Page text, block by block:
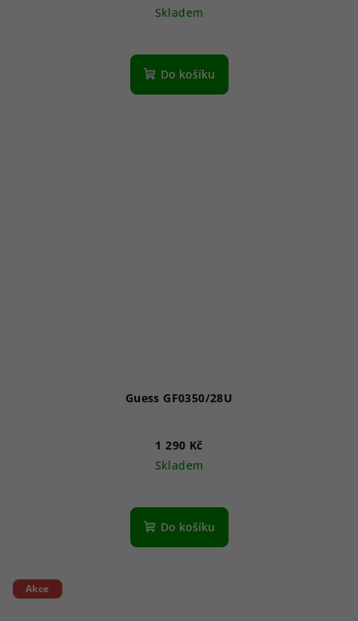
Skladem
Do košíku
Guess GF0350/28U
1 290 Kč
Skladem
Do košíku
Akce